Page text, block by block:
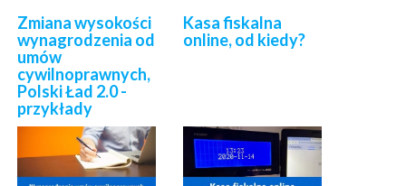
Zmiana wysokości
wynagrodzenia od
umów
cywilnoprawnych,
Polski Ład 2.0 -
przykłady
Kasa fiskalna
online, od kiedy?